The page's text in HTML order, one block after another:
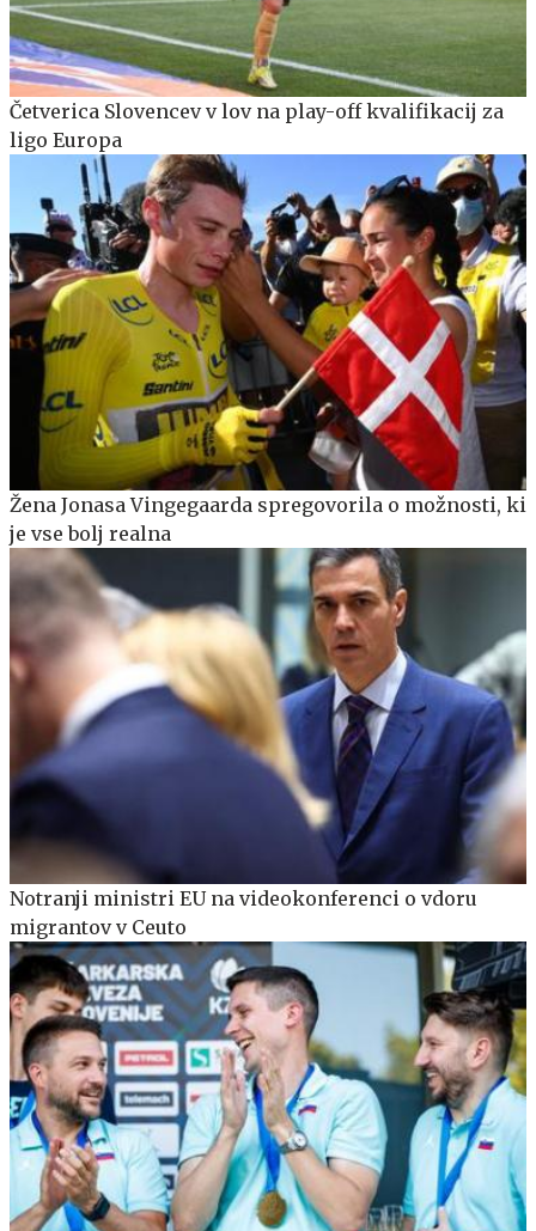
Četverica Slovencev v lov na play-off kvalifikacij za
ligo Europa
Žena Jonasa Vingegaarda spregovorila o možnosti, ki
je vse bolj realna
Notranji ministri EU na videokonferenci o vdoru
migrantov v Ceuto